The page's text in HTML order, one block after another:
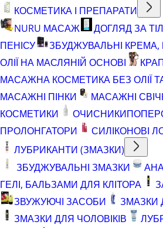
КОСМЕТИКА І ПРЕПАРАТИ
NURU МАСАЖ
ДОГЛЯД ЗА
ПЕНІСУ
ЗБУДЖУВАЛЬНІ КРЕМА,
ОЛІЇ НА МАСЛЯНІЙ ОСНОВІ
МАСАЖНА КОСМЕТИКА БЕЗ ОЛІЇ
МАСАЖНІ ПІНКИ
МАСАЖНІ
КОСМЕТИКИ
ОЧИСНИКИ
ПРОЛОНГАТОРИ
СИЛІКОНОВІ
ЛУБРИКАНТИ (ЗМАЗКИ)
ЗБУДЖУВАЛЬНІ ЗМАЗКИ
ГЕЛІ, БАЛЬЗАМИ ДЛЯ КЛІТОРА
ЗВУЖУЮЧІ ЗАСОБИ
ЗМАЗКИ
ЗМАЗКИ ДЛЯ ЧОЛОВІКІВ